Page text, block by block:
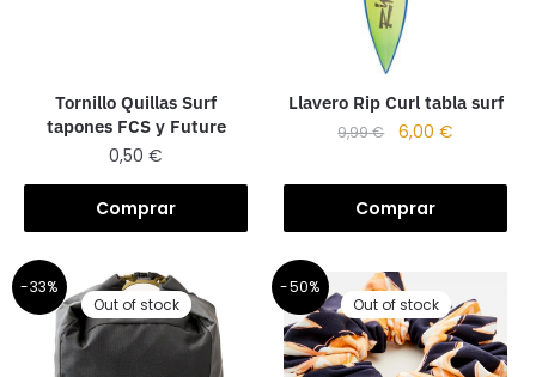
Tornillo Quillas Surf
tapones FCS y Future
0,50€
Comprar
Llavero Rip Curl tabla surf
9,99€ 6,00€
Comprar
-33%
Out of stock
-50%
Out of stock